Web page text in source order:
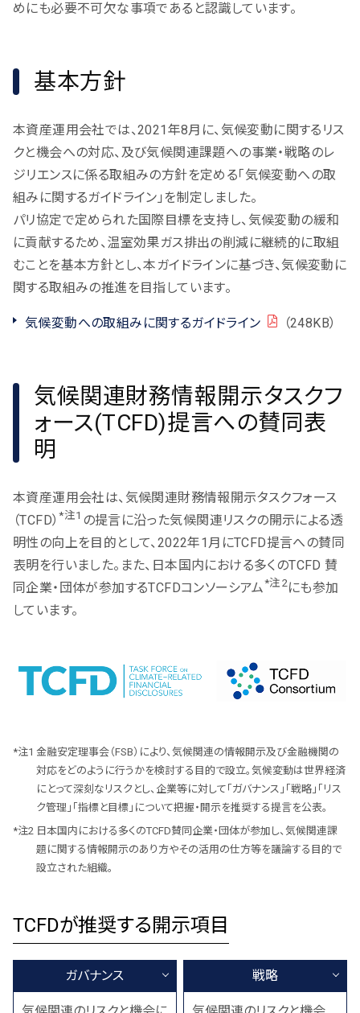
めにも必要不可欠な事項であると認識しています。
基本方針
本資産運用会社では、2021年8月に、気候変動に関するリス
クと機会への対応、及び気候関連課題への事業・戦略のレ
ジリエンスに係る取組みの方針を定める「気候変動への取
組みに関するガイドライン」を制定しました。
パリ協定で定められた国際目標を支持し、気候変動の緩和
に貢献するため、温室効果ガス排出の削減に継続的に取組
むことを基本方針とし、本ガイドラインに基づき、気候変動に
関する取組みの推進を目指しています。
気候変動への取組みに関するガイドライン PDF
（248KB）
気候関連財務情報開示タスクフ
ォース(TCFD)提言への賛同表
明
本資産運用会社は、気候関連財務情報開示タスクフォース
（TCFD） *注1 の提言に沿った気候関連リスクの開示による透
明性の向上を目的として、2022年1月にTCFD提言への賛同
表明を行いました。また、日本国内における多くのTCFD 賛
同企業・団体が参加するTCFDコンソーシアム*注2にも参加
しています。
金融安定理事会（FSB）により、気候関連の情報開示及び金融機関の
対応をどのように行うかを検討する目的で設立。気候変動は世界経済
にとって深刻なリスクとし、企業等に対して「ガバナンス」「戦略」「リス
ク管理」「指標と目標」について把握・開示を推奨する提言を公表。
日本国内における多くのTCFD賛同企業・団体が参加し、気候関連課
題に関する情報開示のあり方やその活用の仕方等を議論する目的で
設立された組織。
TCFDが推奨する開示項目
ガバナンス 戦略